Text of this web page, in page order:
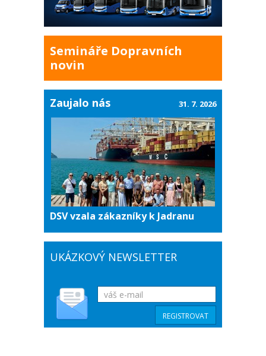
Semináře Dopravních
novin
Zaujalo nás
DSV vzala zákazníky k Jadranu
31. 7. 2026
UKÁZKOVÝ NEWSLETTER